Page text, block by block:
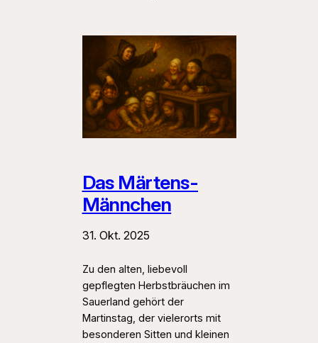
Das Märtens-
Männchen
31. Okt. 2025
Zu den alten, liebevoll
gepflegten Herbstbräuchen im
Sauerland gehört der
Martinstag, der vielerorts mit
besonderen Sitten und kleinen